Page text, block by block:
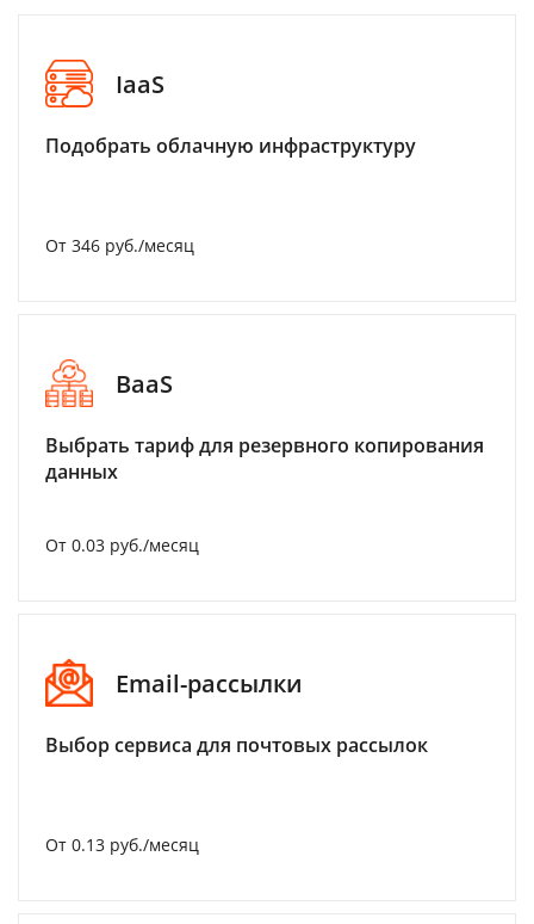
IaaS
Подобрать облачную инфраструктуру
От 346 руб./месяц
BaaS
Выбрать тариф для резервного копирования
данных
От 0.03 руб./месяц
Email-рассылки
Выбор сервиса для почтовых рассылок
От 0.13 руб./месяц